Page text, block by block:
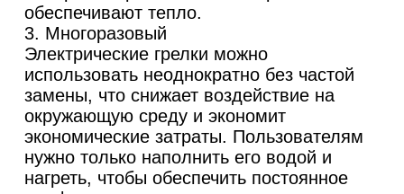
обеспечивают тепло.
3. Многоразовый
Электрические грелки можно
использовать неоднократно без частой
замены, что снижает воздействие на
окружающую среду и экономит
экономические затраты. Пользователям
нужно только наполнить его водой и
нагреть, чтобы обеспечить постоянное